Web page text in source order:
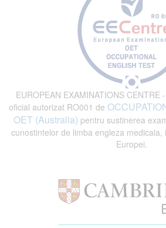
EUROPEAN EXAMINATIONS CENTRE
oficial autorizat RO001 de
OET (Australia) pentru sustinerea
cunostintelor de limba engleza medicala,
Europei.